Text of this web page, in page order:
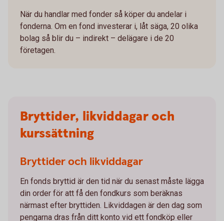
När du handlar med fonder så köper du andelar i
fonderna. Om en fond investerar i, låt säga, 20 olika
bolag så blir du – indirekt – delägare i de 20
företagen.
Bryttider, likviddagar och
kurssättning
Bryttider och likviddagar
En fonds bryttid är den tid när du senast måste lägga
din order för att få den fondkurs som beräknas
närmast efter bryttiden. Likviddagen är den dag som
pengarna dras från ditt konto vid ett fondköp eller